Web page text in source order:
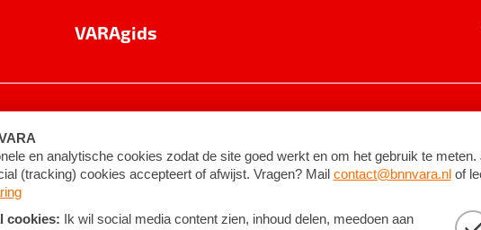
VARAgids
voorwaarden ©2026BNNVARA